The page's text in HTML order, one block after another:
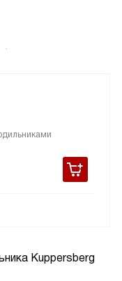
Kuppersberg